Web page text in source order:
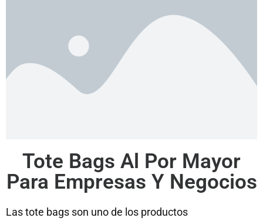
Tote Bags Al Por Mayor
Para Empresas Y Negocios
Las tote bags son uno de los productos